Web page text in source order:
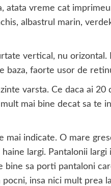
atata vreme cat
albastrul marin,
vertical, nu
baza, faorte usor de
varsta. Ce daca ai
mai bine decat sa te
mai indicate. O mare
largi. Pantalonii
bine sa porti pantaloni
insa nici mult prea